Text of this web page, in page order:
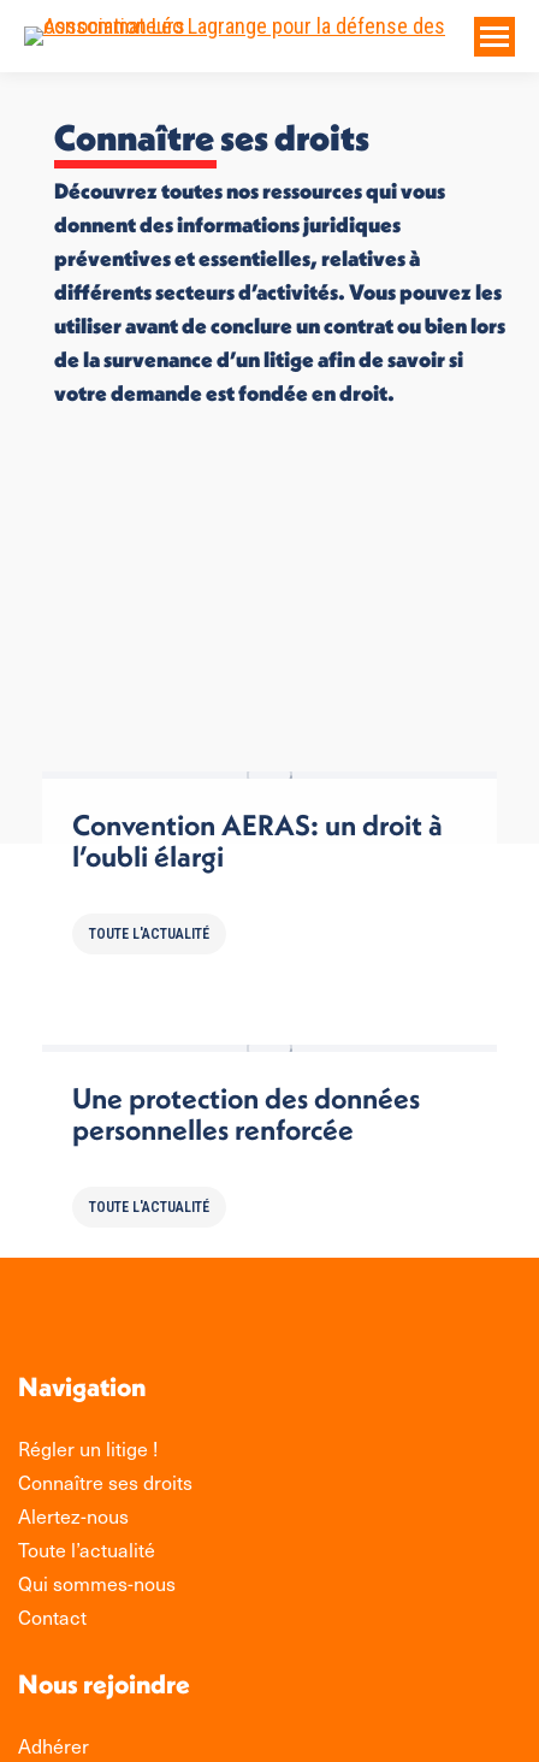
Connaître ses droits
Découvrez toutes nos ressources qui vous
donnent des informations juridiques
préventives et essentielles, relatives à
différents secteurs d’activités. Vous pouvez les
utiliser avant de conclure un contrat ou bien lors
de la survenance d’un litige afin de savoir si
votre demande est fondée en droit.
Convention AERAS: un droit à
l’oubli élargi
TOUTE L'ACTUALITÉ
Une protection des données
personnelles renforcée
TOUTE L'ACTUALITÉ
Navigation
Régler un litige !
Connaître ses droits
Alertez-nous
Toute l’actualité
Qui sommes-nous
Contact
Nous rejoindre
Adhérer